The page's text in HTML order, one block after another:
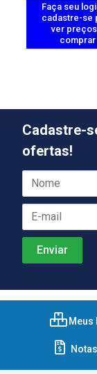
Faça seu
cadastre-se
ver
comprar
Cadastre-
ofertas!
Meus